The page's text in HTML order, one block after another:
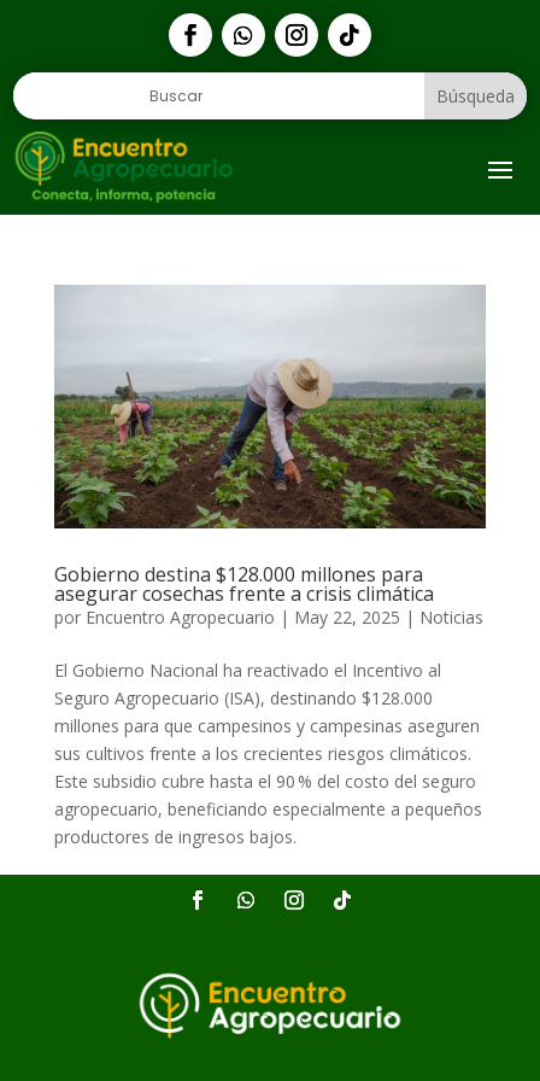
Gobierno destina $128.000 millones para
asegurar cosechas frente a crisis climática
por Encuentro Agropecuario | May 22, 2025 | Noticias
El Gobierno Nacional ha reactivado el Incentivo al
Seguro Agropecuario (ISA), destinando $128.000
millones para que campesinos y campesinas aseguren
sus cultivos frente a los crecientes riesgos climáticos.
Este subsidio cubre hasta el 90 % del costo del seguro
agropecuario, beneficiando especialmente a pequeños
productores de ingresos bajos.